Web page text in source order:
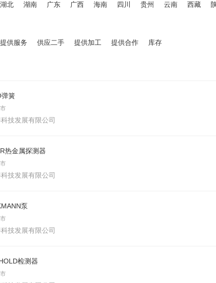
湖北 湖南 广东 广西 海南 四川 贵州 云南 西藏
提供服务 供应二手 提供加工 提供合作 库存
弹簧
技发展有限公司
热金属探测器
技发展有限公司
泵
技发展有限公司
检测器